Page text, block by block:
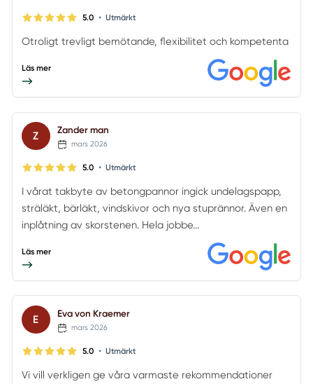
5.0 • Utmärkt
Otroligt trevligt bemötande, flexibilitet och kompetenta
Läs mer
Z Zander man
mars 2026
5.0 • Utmärkt
I vårat takbyte av betongpannor ingick undelagspapp,
sträläkt, bärläkt, vindskivor och nya stuprännor. Även en
inplåtning av skorstenen. Hela jobbe...
Läs mer
E Eva von Kraemer
mars 2026
5.0 • Utmärkt
Vi vill verkligen ge våra varmaste rekommendationer